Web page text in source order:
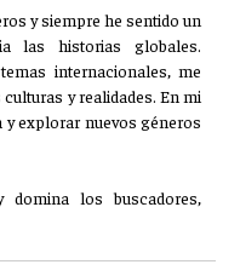
y siempre he sentido un
las historias globales.
internacionales, me
y realidades. En mi
explorar nuevos géneros
domina los buscadores,